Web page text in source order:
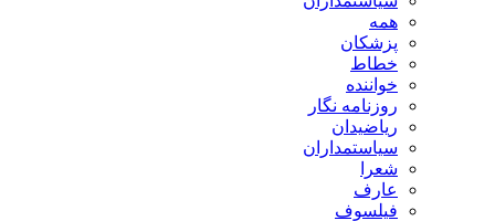
همه
پزشکان
خطاط
خواننده
روزنامه نگار
ریاضیدان
سیاستمداران
شعرا
عارف
فیلسوف